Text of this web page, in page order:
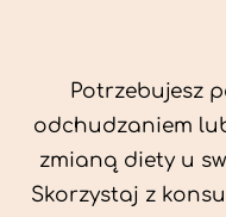
Potrzebujesz
odchudzaniem
zmianą diety u
Skorzystaj z